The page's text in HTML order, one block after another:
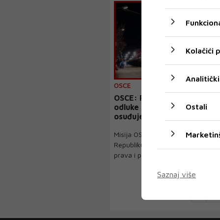
OSCE
OSCE: Pozivamo RS da
odluke Ustavnog suda BiH,
osuđujemo veličanje ratnih
Misija OSCE-a u Bosni i
Republiku Srpsku da poštuje
prava i pridržav...
Kolačići
Analitički
Ostali
Saznaj više